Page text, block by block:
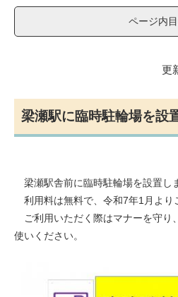
ページ内
更
梁瀬駅に臨時駐輪場を設
梁瀬駅舎前に臨時駐輪場を設置し
利用料は無料で、令和7年1月より
ご利用いただく際はマナーを守り
使いください。